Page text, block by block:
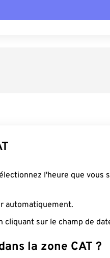
l'heure que vous
automatiquement.
cliquant sur le champ de
la zone CAT ?